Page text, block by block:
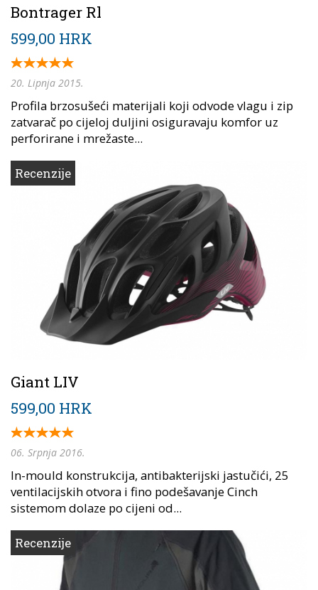
Bontrager Rl
599,00 HRK
20. Lipnja 2015.
Profila brzosušeći materijali koji odvode vlagu i zip
zatvarač po cijeloj duljini osiguravaju komfor uz
perforirane i mrežaste...
Recenzije
Giant LIV
599,00 HRK
06. Srpnja 2016.
In-mould konstrukcija, antibakterijski jastučići, 25
ventilacijskih otvora i fino podešavanje Cinch
sistemom dolaze po cijeni od...
Recenzije